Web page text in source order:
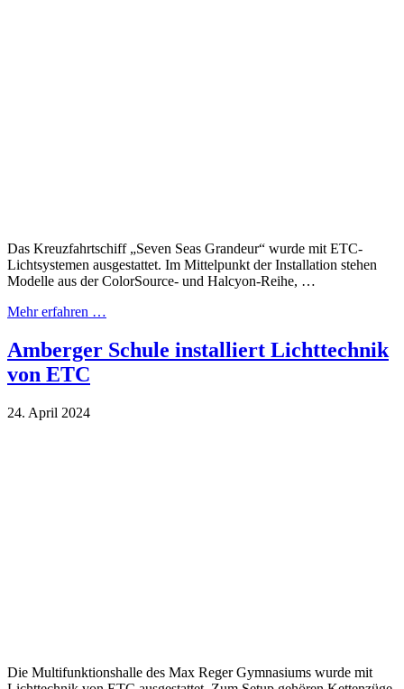
Das Kreuzfahrtschiff „Seven Seas Grandeur“ wurde mit ETC-
Lichtsystemen ausgestattet. Im Mittelpunkt der Installation stehen
Modelle aus der ColorSource- und Halcyon-Reihe, …
Mehr erfahren …
Amberger Schule installiert Lichttechnik
von ETC
24. April 2024
Die Multifunktionshalle des Max Reger Gymnasiums wurde mit